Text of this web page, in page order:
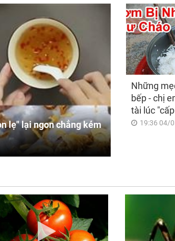
lẹ" lại ngon chẳng kém
Những
bếp - chị
tài lúc
19:36 04/